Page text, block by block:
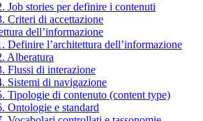
Job stories per definire i contenuti
Criteri di accettazione
dell’informazione
Definire l’architettura dell’informazione
Alberatura
Flussi di interazione
Sistemi di navigazione
Tipologie di contenuto (content type)
Ontologie e standard